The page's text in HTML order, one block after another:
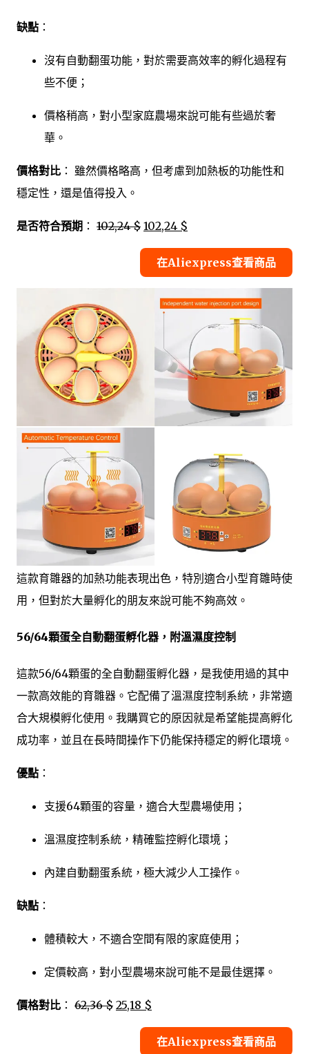
缺點 ：
沒有自動翻蛋功能，對於需要高效率的孵化過程有
些不便；
價格稍高，對小型家庭農場來說可能有些過於奢
華。
價格對比 ： 雖然價格略高，但考慮到加熱板的功能性和
穩定性，還是值得投入。
是否符合預期 ： 102,24 $ 102,24 $
在Aliexpress查看商品
這款育雛器的加熱功能表現出色，特別適合小型育雛時使
用，但對於大量孵化的朋友來說可能不夠高效。
56/64顆蛋全自動翻蛋孵化器，附溫濕度控制
這款56/64顆蛋的全自動翻蛋孵化器，是我使用過的其中
一款高效能的育雛器。它配備了溫濕度控制系統，非常適
合大規模孵化使用。我購買它的原因就是希望能提高孵化
成功率，並且在長時間操作下仍能保持穩定的孵化環境。
優點 ：
支援64顆蛋的容量，適合大型農場使用；
溫濕度控制系統，精確監控孵化環境；
內建自動翻蛋系統，極大減少人工操作。
缺點 ：
體積較大，不適合空間有限的家庭使用；
定價較高，對小型農場來說可能不是最佳選擇。
價格對比 ： 62,36 $ 25,18 $
在Aliexpress查看商品